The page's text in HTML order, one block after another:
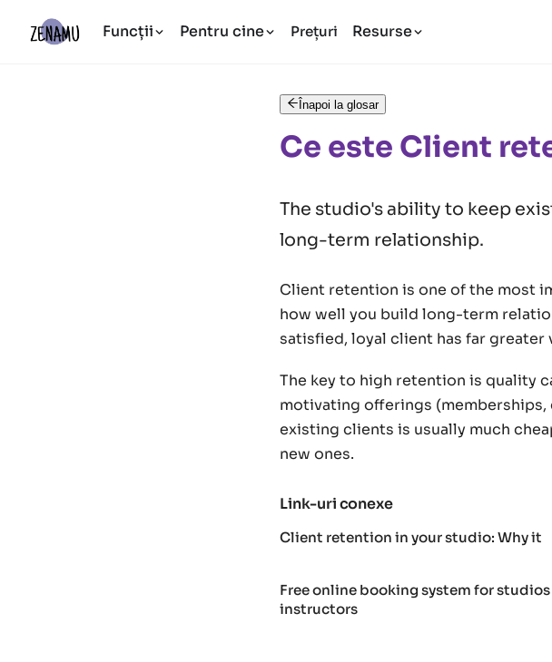
Funcții Pentru cine Prețuri Resurse
Înapoi la glosar
Ce este Client
The studio's ability to keep
long-term relationship.
Client retention is one of the most
how well you build long-term
satisfied, loyal client has far greater
The key to high retention is quality
motivating offerings
existing clients is usually much
new ones.
Link-uri conexe
Client retention in your studio: Why it
Free online booking system for
instructors